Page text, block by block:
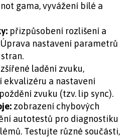
gama, vyvážení bílé a
přizpůsobení rozlišení a
nastavení parametrů
ladění zvuku,
ekvalizéru a nastavení
zvuku (tzv. lip sync).
zobrazení chybových
autotestů pro diagnostiku
Testujte různé součásti,